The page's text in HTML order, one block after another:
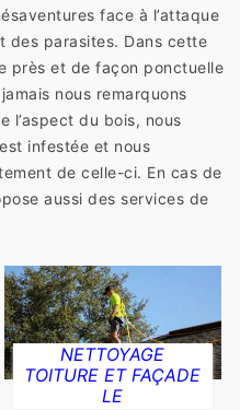
face à l’attaque
des parasites. Dans cette
près et de façon ponctuelle
nous remarquons
l’aspect du bois, nous
infestée et nous
de celle-ci. En cas de
aussi des services de
NETTOYAGE
TOITURE ET FAÇADE
LE